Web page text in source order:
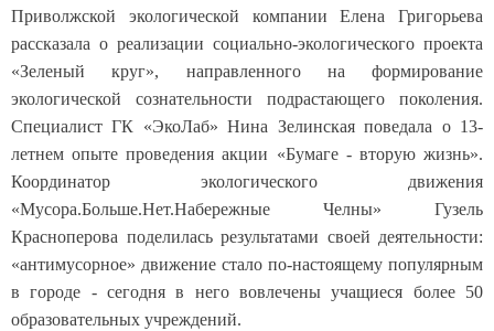
Приволжской экологической компании Елена Григорьева
рассказала о реализации социально-экологического проекта
«Зеленый круг», направленного на формирование
экологической сознательности подрастающего поколения.
Специалист ГК «ЭкоЛаб» Нина Зелинская поведала о 13-
летнем опыте проведения акции «Бумаге - вторую жизнь».
Координатор экологического движения
«Мусора.Больше.Нет.Набережные Челны» Гузель
Красноперова поделилась результатами своей деятельности:
«антимусорное» движение стало по-настоящему популярным
в городе - сегодня в него вовлечены учащиеся более 50
образовательных учреждений.